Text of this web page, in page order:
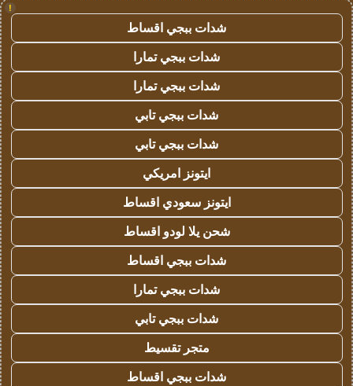
!
شدات ببجي اقساط
شدات ببجي تمارا
شدات ببجي تمارا
شدات ببجي تابي
شدات ببجي تابي
ايتونز امريكي
ايتونز سعودي اقساط
شحن يلا لودو اقساط
شدات ببجي اقساط
شدات ببجي تمارا
شدات ببجي تابي
متجر تقسيط
شدات ببجي اقساط